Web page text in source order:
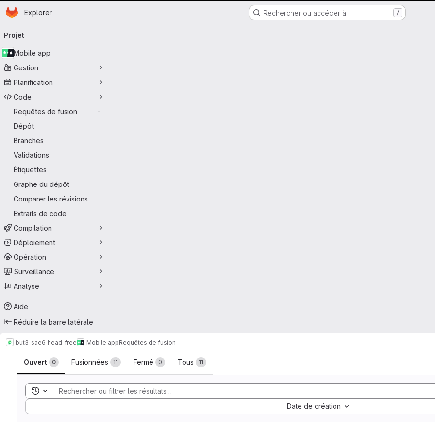
Nantes Université
Passer au contenu principal
Page d'accueil
Explorer Rechercher ou accéder à… /
principale
Projet
Mobile app
Gestion
Planification
Code
Requêtes de fusion
-
Dépôt
Branches
Validations
Étiquettes
Graphe du dépôt
Comparer les révisions
Extraits de code
Compilation
Déploiement
Opération
Surveillance
Analyse
Aide
Réduire la barre latérale
but3_sae6_head_free Mobile appRequêtes de fusion
Requêtes de fusion
Ouvert 0 Fusionnées 11 Fermé 0 Tous 11
Toggle search history
Date de création
Sort by: